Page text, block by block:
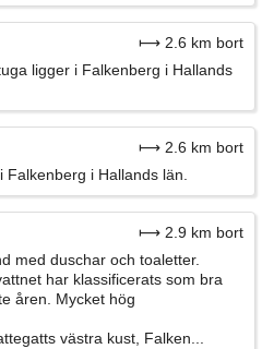
⟼ 2.6 km bort
ligger i Falkenberg i Hallands
⟼ 2.6 km bort
i Hallands län.
⟼ 2.9 km bort
med duschar och toaletter.
har klassificerats som bra
åren. Mycket hög
västra kust, Falken...